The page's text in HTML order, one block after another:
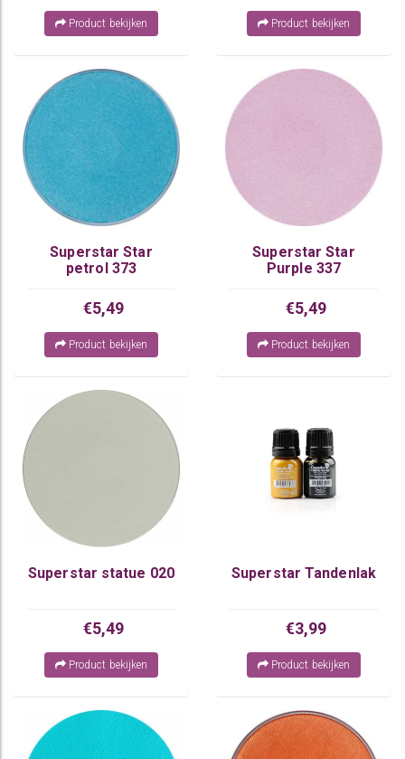
Product bekijken Product bekijken
Superstar Star
petrol 373
€5,49
Product bekijken
Superstar Star
Purple 337
€5,49
Product bekijken
Superstar statue 020
€5,49
Product bekijken
Superstar Tandenlak
€3,99
Product bekijken